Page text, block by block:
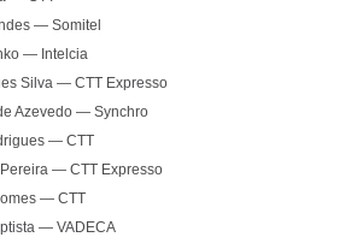
— Somitel
— Intelcia
Silva — CTT Expresso
Azevedo — Synchro
— CTT
— CTT Expresso
— CTT
— VADECA